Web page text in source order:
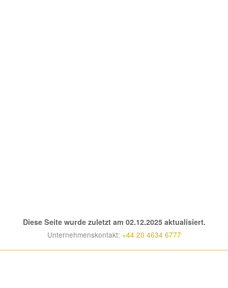
Diese Seite wurde zuletzt am 02.12.2025 aktualisiert.
Unternehmenskontakt: +44 20 4634 6777